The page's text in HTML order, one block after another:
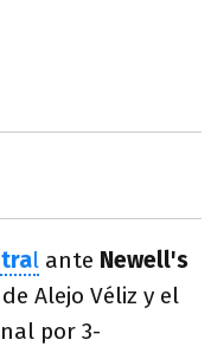
l ante Newell's
Alejo Véliz y el
por 3-